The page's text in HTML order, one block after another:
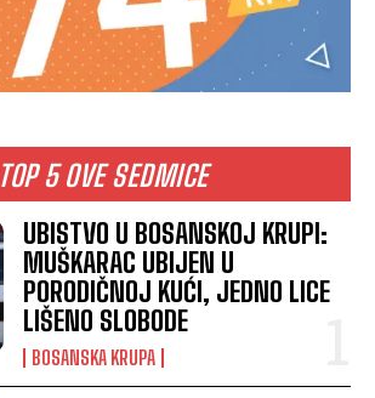
TOP 5 OVE SEDMICE
UBISTVO U BOSANSKOJ KRUPI:
MUŠKARAC UBIJEN U
PORODIČNOJ KUĆI, JEDNO LICE
LIŠENO SLOBODE
BOSANSKA KRUPA